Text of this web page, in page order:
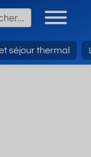
séjour thermal